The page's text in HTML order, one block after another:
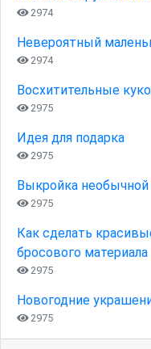
2974
Невероятный
2974
Восхитительные
2975
Идея для подарка
2975
Выкройка необычной
2975
Как сделать
бросового материала
2975
Новогодние
2975